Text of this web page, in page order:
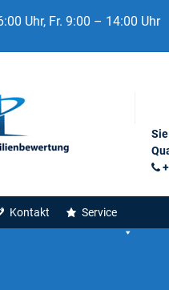
Uhr, Fr. 9:00 – 14:00 Uhr
Kontakt Service